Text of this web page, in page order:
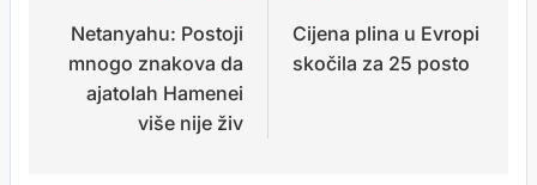
navigation
Netanyahu: Postoji
mnogo znakova da
ajatolah Hamenei
više nije živ
Cijena plina u Evropi
skočila za 25 posto